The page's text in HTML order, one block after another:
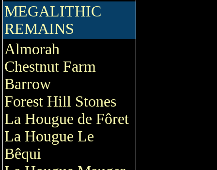
MEGALITHIC
REMAINS
Almorah
Chestnut Farm
Barrow
Forest Hill Stones
La Hougue de Fôret
La Hougue Le
Bêqui